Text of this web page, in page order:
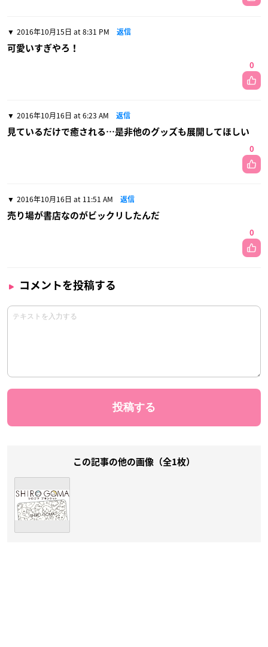
2016年10月15日 at 8:31 PM 返信
可愛いすぎやろ！
0
2016年10月16日 at 6:23 AM 返信
見ているだけで癒される…是非他のグッズも展開してほしい
0
2016年10月16日 at 11:51 AM 返信
売り場が書店なのがビックリしたんだ
0
コメントを投稿する
この記事の他の画像（全1枚）